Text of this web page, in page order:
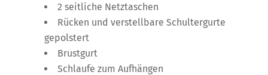
2 seitliche Netztaschen
Rücken und verstellbare Schultergurte
gepolstert
Brustgurt
Schlaufe zum Aufhängen